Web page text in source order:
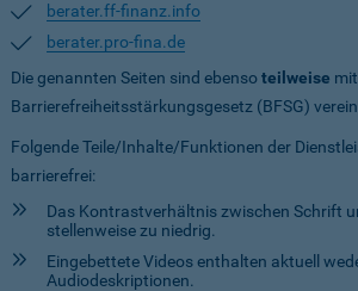
berater.ff-finanz.info
berater.pro-fina.de
Die genannten Seiten sind ebensoteilweise
Barrierefreiheitsstärkungsgesetz (BFSG)
Folgende Teile/Inhalte/Funktionen der
barrierefrei:
Das Kontrastverhältnis zwischen Schrift
stellenweise zu niedrig.
Eingebettete Videos enthalten aktuell
Audiodeskriptionen.